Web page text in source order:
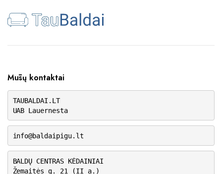
Mūsų kontaktai
TAUBALDAI.LT
UAB Lauernesta
info@baldaipigu.lt
BALDŲ CENTRAS KĖDAINIAI
Žemaitės g. 21 (II a.)